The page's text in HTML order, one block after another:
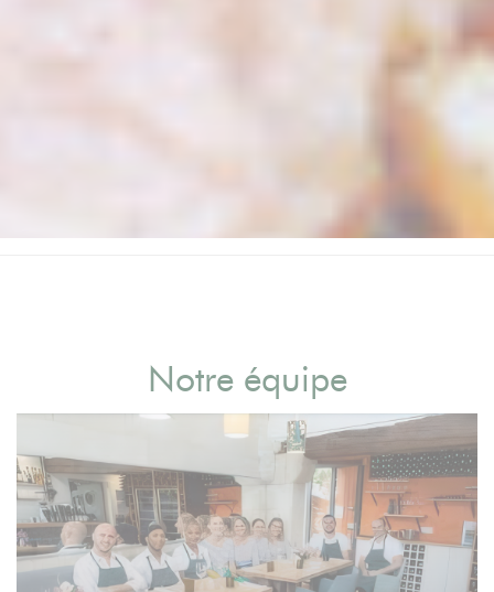
Notre équipe